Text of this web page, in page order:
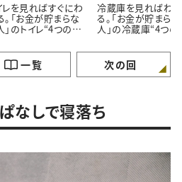
レを見ればすぐにわ
。「お金が貯まらな
」のトイレ“4つの特
冷蔵庫を見ればわか
る。「お金が貯まら
人」の冷蔵庫“4つの
一覧 次の回
なしで寝落ち